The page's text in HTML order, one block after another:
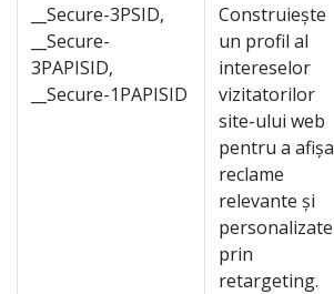
__Secure-3PSID,
__Secure-
3PAPISID,
__Secure-1PAPISID
Construiește
un profil al
intereselor
vizitatorilor
site-ului web
pentru a afișa
reclame
relevante și
personalizate
prin
retargeting.